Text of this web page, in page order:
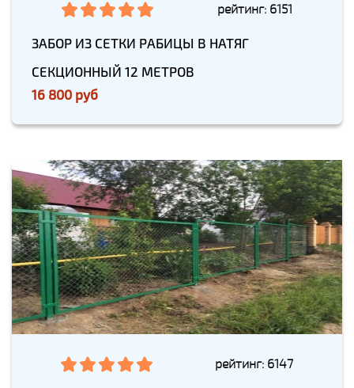
рейтинг: 6151
ЗАБОР ИЗ СЕТКИ РАБИЦЫ В НАТЯГ
СЕКЦИОННЫЙ 12 МЕТРОВ
16 800 руб
рейтинг: 6147